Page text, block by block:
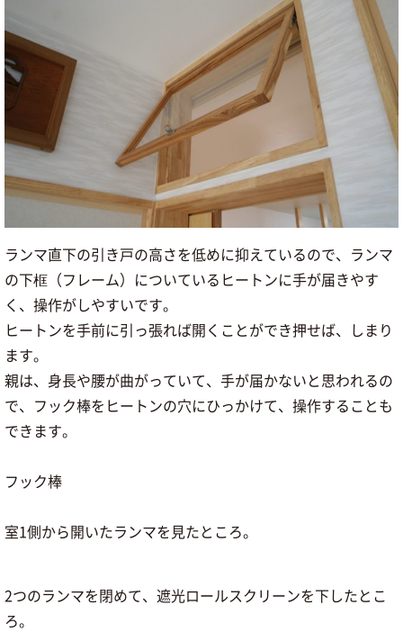
ランマ直下の引き戸の高さを低めに抑えているので、ランマ
の下框（フレーム）についているヒートンに手が届きやす
く、操作がしやすいです。
ヒートンを手前に引っ張れば開くことができ押せば、しまり
ます。
親は、身長や腰が曲がっていて、手が届かないと思われるの
で、フック棒をヒートンの穴にひっかけて、操作することも
できます。
フック棒
室1側から開いたランマを見たところ。
2つのランマを閉めて、遮光ロールスクリーンを下したとこ
ろ。